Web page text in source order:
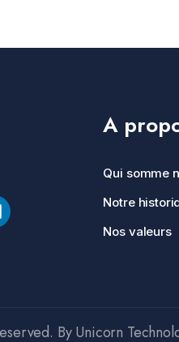
A
Qui somme
Notre
Nos valeurs
By Unicorn